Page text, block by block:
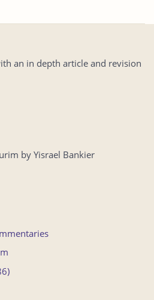
an in depth article and revision
by Yisrael Bankier